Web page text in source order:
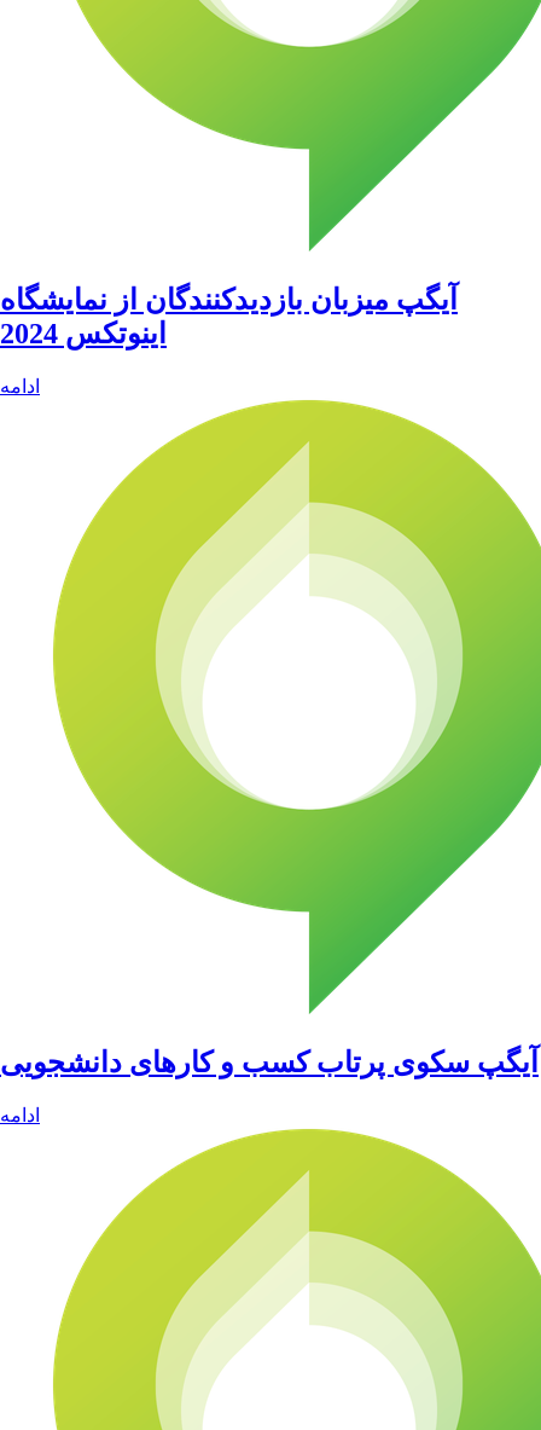
آیگپ میزبان بازدیدکنندگان از نمایشگاه
اینوتکس 2024
ادامه
آیگپ سکوی پرتاب کسب و کارهای دانشجویی
ادامه